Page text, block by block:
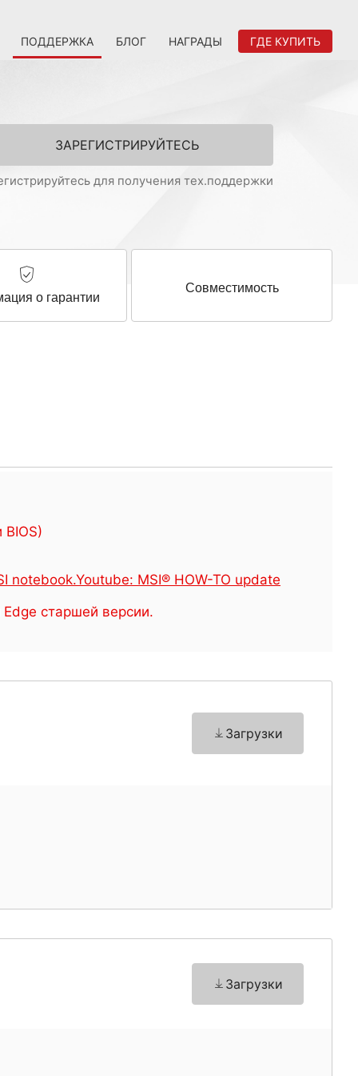
ПОДДЕРЖКА БЛОГ НАГРАДЫ ГДЕ КУПИТЬ
ЗАРЕГИСТРИРУЙТЕСЬ
для получения тех.поддержки
о гарантии
Совместимость
notebook.Youtube: MSI® HOW-TO update
Edge старшей версии.
Загрузки
Загрузки